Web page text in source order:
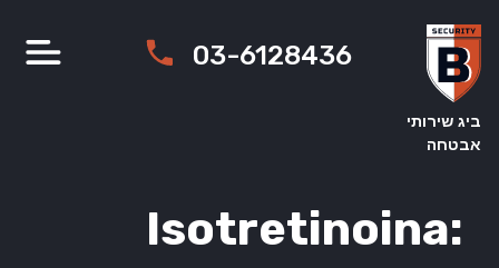
content
ביג שירותי
אבטחה
03-6128436
Isotretinoina: